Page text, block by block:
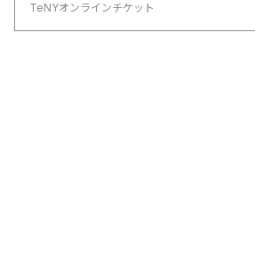
TeNYオンラインチケット